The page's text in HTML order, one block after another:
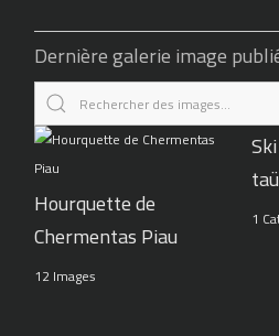
Dernière galerie image
Hourquette de
Chermentas Piau
12 Images
1